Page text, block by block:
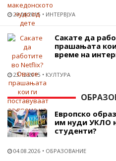
29.04.2015 ИНТЕРВЈУА
Сакате да
прашањата
време на
23.12.2015 КУЛТУРА
Европско
им нуди УКЛО
студенти?
04.08.2026 ОБРАЗОВАНИЕ